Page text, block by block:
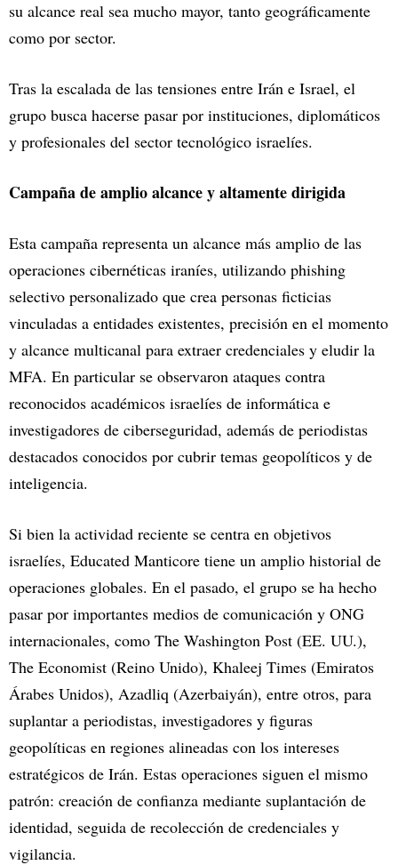
su alcance real sea mucho mayor, tanto geográficamente
como por sector.
Tras la escalada de las tensiones entre Irán e Israel, el
grupo busca hacerse pasar por instituciones, diplomáticos
y profesionales del sector tecnológico israelíes.
Campaña de amplio alcance y altamente dirigida
Esta campaña representa un alcance más amplio de las
operaciones cibernéticas iraníes, utilizando phishing
selectivo personalizado que crea personas ficticias
vinculadas a entidades existentes, precisión en el momento
y alcance multicanal para extraer credenciales y eludir la
MFA. En particular se observaron ataques contra
reconocidos académicos israelíes de informática e
investigadores de ciberseguridad, además de periodistas
destacados conocidos por cubrir temas geopolíticos y de
inteligencia.
Si bien la actividad reciente se centra en objetivos
israelíes, Educated Manticore tiene un amplio historial de
operaciones globales. En el pasado, el grupo se ha hecho
pasar por importantes medios de comunicación y ONG
internacionales, como The Washington Post (EE. UU.),
The Economist (Reino Unido), Khaleej Times (Emiratos
Árabes Unidos), Azadliq (Azerbaiyán), entre otros, para
suplantar a periodistas, investigadores y figuras
geopolíticas en regiones alineadas con los intereses
estratégicos de Irán. Estas operaciones siguen el mismo
patrón: creación de confianza mediante suplantación de
identidad, seguida de recolección de credenciales y
vigilancia.